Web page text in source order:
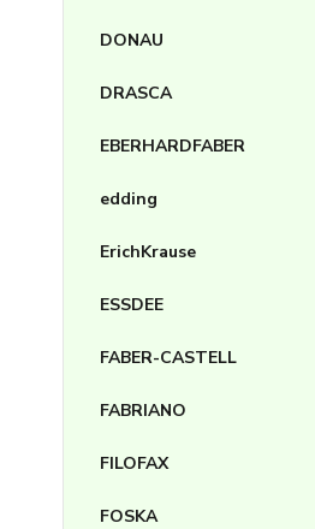
DONAU
DRASCA
EBERHARDFABER
edding
ErichKrause
ESSDEE
FABER-CASTELL
FABRIANO
FILOFAX
FOSKA